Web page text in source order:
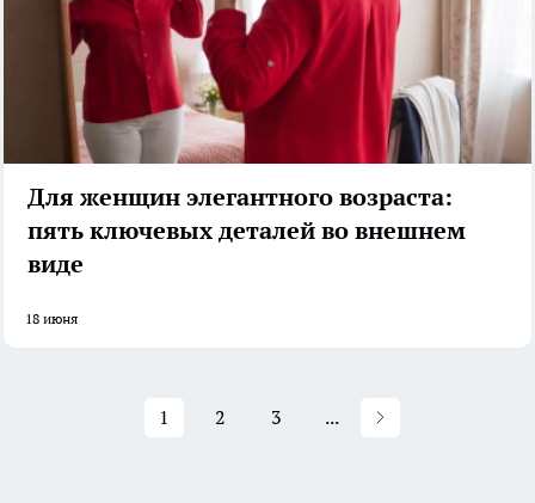
Для женщин элегантного возраста:
пять ключевых деталей во внешнем
виде
18 июня
1 2 3 ...